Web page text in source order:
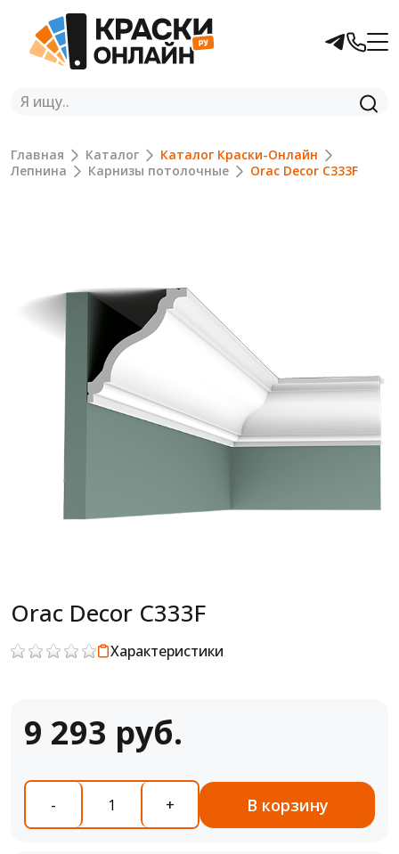
Главная Каталог
Каталог Краски-Онлайн
Лепнина
Карнизы потолочные Orac Decor C333F
Orac Decor C333F
Характеристики
9 293 руб.
- + В корзину